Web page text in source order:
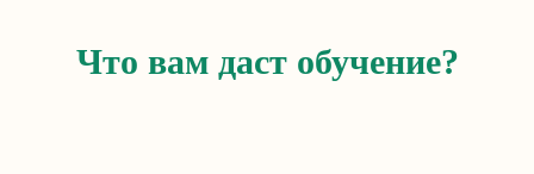
Что вам даст обучение?